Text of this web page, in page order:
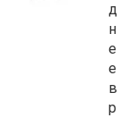
д
н
е
е
в
р